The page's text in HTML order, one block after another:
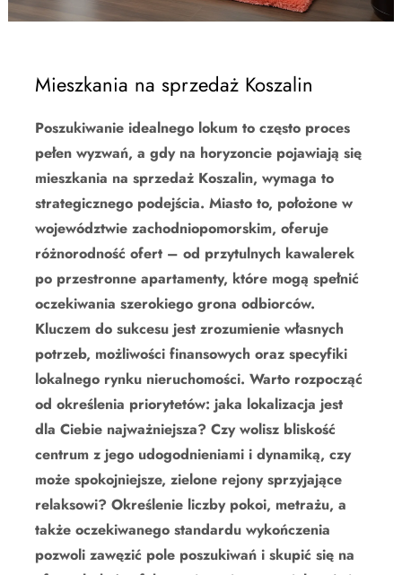
Mieszkania na sprzedaż Koszalin
Poszukiwanie idealnego lokum to często proces
pełen wyzwań, a gdy na horyzoncie pojawiają się
mieszkania na sprzedaż Koszalin, wymaga to
strategicznego podejścia. Miasto to, położone w
województwie zachodniopomorskim, oferuje
różnorodność ofert – od przytulnych kawalerek
po przestronne apartamenty, które mogą spełnić
oczekiwania szerokiego grona odbiorców.
Kluczem do sukcesu jest zrozumienie własnych
potrzeb, możliwości finansowych oraz specyfiki
lokalnego rynku nieruchomości. Warto rozpocząć
od określenia priorytetów: jaka lokalizacja jest
dla Ciebie najważniejsza? Czy wolisz bliskość
centrum z jego udogodnieniami i dynamiką, czy
może spokojniejsze, zielone rejony sprzyjające
relaksowi? Określenie liczby pokoi, metrażu, a
także oczekiwanego standardu wykończenia
pozwoli zawęzić pole poszukiwań i skupić się na